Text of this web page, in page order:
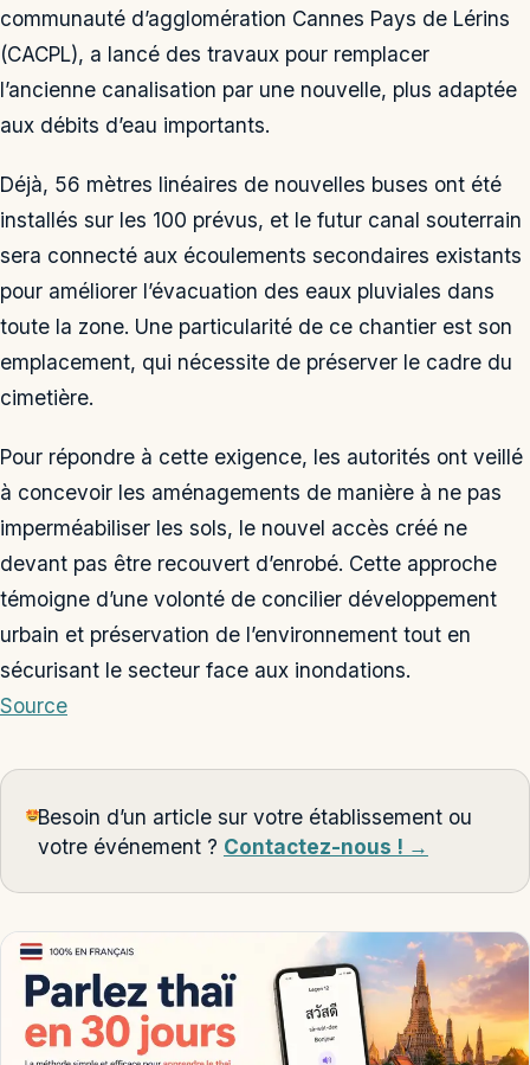
communauté d’agglomération Cannes Pays de Lérins
(CACPL), a lancé des travaux pour remplacer
l’ancienne canalisation par une nouvelle, plus adaptée
aux débits d’eau importants.
Déjà, 56 mètres linéaires de nouvelles buses ont été
installés sur les 100 prévus, et le futur canal souterrain
sera connecté aux écoulements secondaires existants
pour améliorer l’évacuation des eaux pluviales dans
toute la zone. Une particularité de ce chantier est son
emplacement, qui nécessite de préserver le cadre du
cimetière.
Pour répondre à cette exigence, les autorités ont veillé
à concevoir les aménagements de manière à ne pas
imperméabiliser les sols, le nouvel accès créé ne
devant pas être recouvert d’enrobé. Cette approche
témoigne d’une volonté de concilier développement
urbain et préservation de l’environnement tout en
sécurisant le secteur face aux inondations.
Source
Besoin d’un article sur votre établissement ou
votre événement ? Contactez-nous ! →